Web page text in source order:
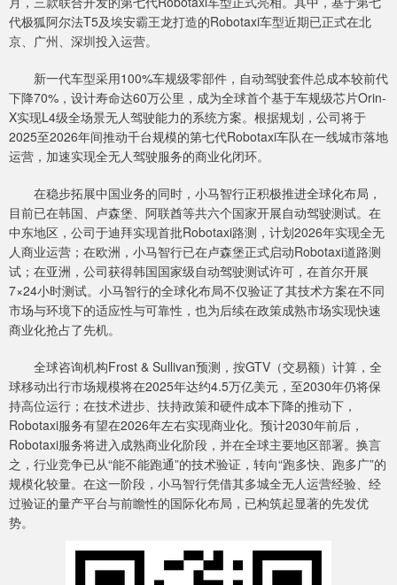
代极狐阿尔法T5及埃安霸王龙打造的Robotaxi车型近期已正式在北
京、广州、深圳投入运营。
新一代车型采用100%车规级零部件，自动驾驶套件总成本较前代
下降70%，设计寿命达60万公里，成为全球首个基于车规级芯片Orin-
X实现L4级全场景无人驾驶能力的系统方案。根据规划，公司将于
2025至2026年间推动千台规模的第七代Robotaxi车队在一线城市落地
运营，加速实现全无人驾驶服务的商业化闭环。
在稳步拓展中国业务的同时，小马智行正积极推进全球化布局，
目前已在韩国、卢森堡、阿联酋等共六个国家开展自动驾驶测试。在
中东地区，公司于迪拜实现首批Robotaxi路测，计划2026年实现全无
人商业运营；在欧洲，小马智行已在卢森堡正式启动Robotaxi道路测
试；在亚洲，公司获得韩国国家级自动驾驶测试许可，在首尔开展
7×24小时测试。小马智行的全球化布局不仅验证了其技术方案在不同
市场与环境下的适应性与可靠性，也为后续在政策成熟市场实现快速
商业化抢占了先机。
全球咨询机构Frost & Sullivan预测，按GTV（交易额）计算，全
球移动出行市场规模将在2025年达约4.5万亿美元，至2030年仍将保
持高位运行；在技术进步、扶持政策和硬件成本下降的推动下，
Robotaxi服务有望在2026年左右实现商业化。预计2030年前后，
Robotaxi服务将进入成熟商业化阶段，并在全球主要地区部署。换言
之，行业竞争已从“能不能跑通”的技术验证，转向“跑多快、跑多广”的
规模化较量。在这一阶段，小马智行凭借其多城全无人运营经验、经
过验证的量产平台与前瞻性的国际化布局，已构筑起显著的先发优
势。